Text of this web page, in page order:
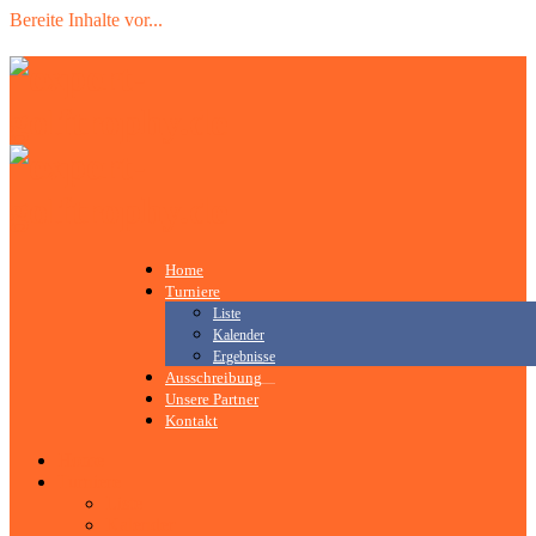
Bereite Inhalte vor...
Home
Turniere
Liste
Kalender
Ergebnisse
Ausschreibung
Unsere Partner
Kontakt